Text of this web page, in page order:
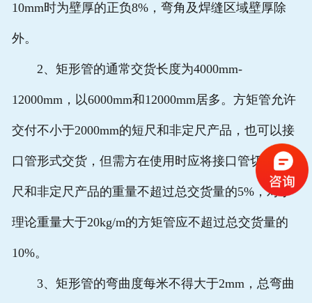
10mm时为壁厚的正负8%，弯角及焊缝区域壁厚除
外。
2、矩形管的通常交货长度为4000mm-
12000mm，以6000mm和12000mm居多。方矩管允许
交付不小于2000mm的短尺和非定尺产品，也可以接
口管形式交货，但需方在使用时应将接口管切除。短
尺和非定尺产品的重量不超过总交货量的5%，对于
理论重量大于20kg/m的方矩管应不超过总交货量的
10%。
3、矩形管的弯曲度每米不得大于2mm，总弯曲